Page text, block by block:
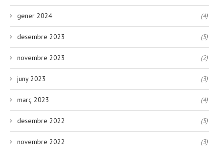
gener 2024 (4)
desembre 2023 (5)
novembre 2023 (2)
juny 2023 (3)
març 2023 (4)
desembre 2022 (5)
novembre 2022 (3)